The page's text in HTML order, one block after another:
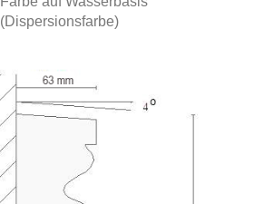
(Dispersionsfarbe)